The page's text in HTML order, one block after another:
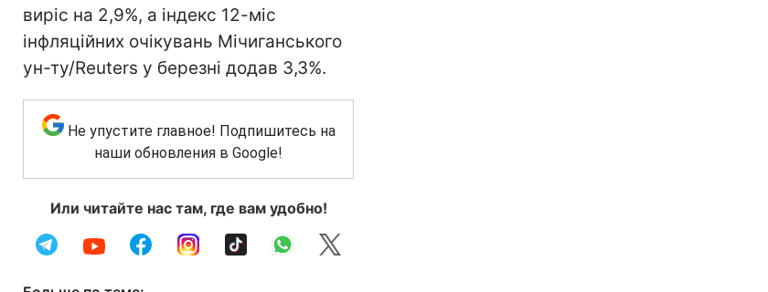
виріс на 2,9%, а індекс 12-міс
інфляційних очікувань Мічиганського
ун-ту/Reuters у березні додав 3,3%.
Не упустите главное! Подпишитесь на
наши обновления в Google!
Или читайте нас там, где вам удобно!